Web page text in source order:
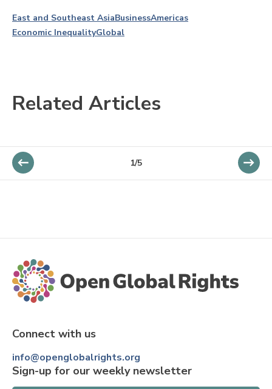
East and Southeast AsiaBusinessAmericas
Economic InequalityGlobal
Related Articles
1/5
Connect with us
info@openglobalrights.org
Sign-up for our weekly newsletter